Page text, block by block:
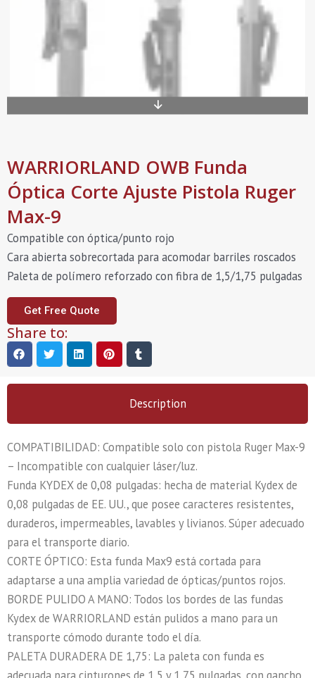
WARRIORLAND OWB Funda
Óptica Corte Ajuste Pistola Ruger
Max-9
Compatible con óptica/punto rojo
Cara abierta sobrecortada para acomodar barriles roscados
Paleta de polímero reforzado con fibra de 1,5/1,75 pulgadas
Get Free Quote
Share to:
Description
COMPATIBILIDAD: Compatible solo con pistola Ruger Max-9
– Incompatible con cualquier láser/luz.
Funda KYDEX de 0,08 pulgadas: hecha de material Kydex de
0,08 pulgadas de EE. UU., que posee caracteres resistentes,
duraderos, impermeables, lavables y livianos. Súper adecuado
para el transporte diario.
CORTE ÓPTICO: Esta funda Max9 está cortada para
adaptarse a una amplia variedad de ópticas/puntos rojos.
BORDE PULIDO A MANO: Todos los bordes de las fundas
Kydex de WARRIORLAND están pulidos a mano para un
transporte cómodo durante todo el día.
PALETA DURADERA DE 1,75: La paleta con funda es